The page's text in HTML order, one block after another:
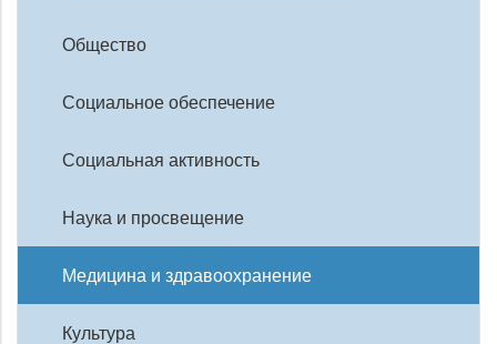
Общество
Социальное обеспечение
Социальная активность
Наука и просвещение
Медицина и здравоохранение
Культура